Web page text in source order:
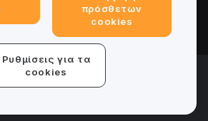
All rights reserved.
πρόσθετων
cookies
Ρυθμίσεις για τα
cookies